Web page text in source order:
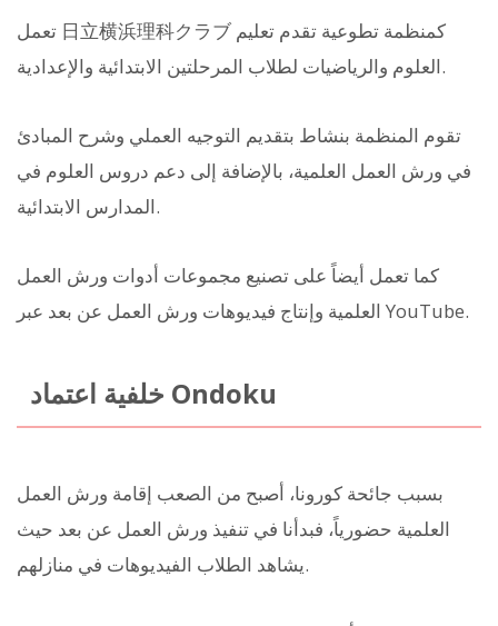
تعمل 日立横浜理科クラブ كمنظمة تطوعية تقدم تعليم
العلوم والرياضيات لطلاب المرحلتين الابتدائية والإعدادية.
تقوم المنظمة بنشاط بتقديم التوجيه العملي وشرح المبادئ
في ورش العمل العلمية، بالإضافة إلى دعم دروس العلوم في
المدارس الابتدائية.
كما تعمل أيضاً على تصنيع مجموعات أدوات ورش العمل
العلمية وإنتاج فيديوهات ورش العمل عن بعد عبر YouTube.
خلفية اعتماد Ondoku
بسبب جائحة كورونا، أصبح من الصعب إقامة ورش العمل
العلمية حضورياً، فبدأنا في تنفيذ ورش العمل عن بعد حيث
يشاهد الطلاب الفيديوهات في منازلهم.